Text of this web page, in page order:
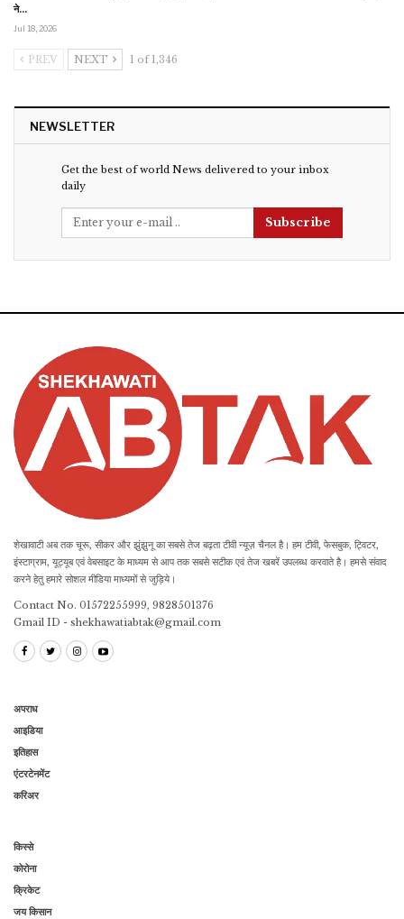
ने…
Jul 18, 2026
PREV NEXT 1 of 1,346
NEWSLETTER
Get the best of world News delivered to your inbox
daily
Subscribe
शेखावाटी अब तक चूरू, सीकर और झुंझुनू का सबसे तेज बढ़ता टीवी न्यूज़ चैनल है। हम टीवी, फेसबुक, ट्विटर,
इंस्टाग्राम, यूट्यूब एवं वेबसाइट के माध्यम से आप तक सबसे सटीक एवं तेज खबरें उपलब्ध करवाते है। हमसे संवाद
करने हेतु हमारे सोशल मीडिया माध्यमों से जुड़िये।
Contact No. 01572255999, 9828501376
Gmail ID - shekhawatiabtak@gmail.com
अपराध
आइडिया
इतिहास
एंटरटेनमेंट
करिअर
किस्से
कोरोना
क्रिकेट
जय किसान